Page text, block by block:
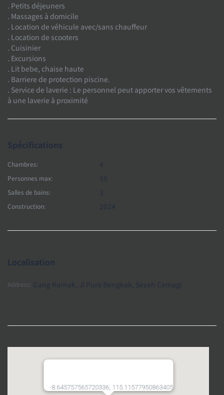
. Petits déjeuners
. Massages à domicile
. Location de véhicule avec/sans chauffeur
. Location de scooters
. Cuisinier
. Excursions
. Lit bebe, chaise haute
. Barriere de protection piscine.
. Service de laverie : Le personnel peut apporter vos vêtements
à une laverie à proximité
Spécifications
Chambres: 4
Personnes max: 10
Salles de bains: 3
Construction: 2024
Localisation
Address: Gang Karnak, Jl Pura Bengkak, Seseh Cemagi
-8.645757565720336, 115.11577950863405